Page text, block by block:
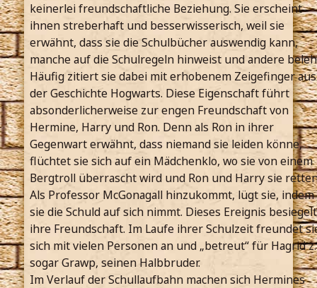
keinerlei freundschaftliche Beziehung. Sie erscheint
ihnen streberhaft und besserwisserisch, weil sie
erwähnt, dass sie die Schulbücher auswendig kann,
manche auf die Schulregeln hinweist und andere
Häufig zitiert sie dabei mit erhobenem Zeigefinger aus
der Geschichte Hogwarts. Diese Eigenschaft führt
absonderlicherweise zur engen Freundschaft von
Hermine, Harry und Ron. Denn als Ron in ihrer
Gegenwart erwähnt, dass niemand sie leiden könne,
flüchtet sie sich auf ein Mädchenklo, wo sie von einem
Bergtroll überrascht wird und Ron und Harry sie
Als Professor McGonagall hinzukommt, lügt sie, indem
sie die Schuld auf sich nimmt. Dieses Ereignis besiegelt
ihre Freundschaft. Im Laufe ihrer Schulzeit freundet
sich mit vielen Personen an und „betreut“ für Hagrid z.
sogar Grawp, seinen Halbbruder.
Im Verlauf der Schullaufbahn machen sich Hermines